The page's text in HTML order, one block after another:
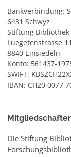
Bankverbindung:
6431 Schwyz
Stiftung
Luegetenstrasse 11
8840 Einsiedeln
Konto: 561437-
SWIFT:
IBAN: CH20 0077
Die Stiftung